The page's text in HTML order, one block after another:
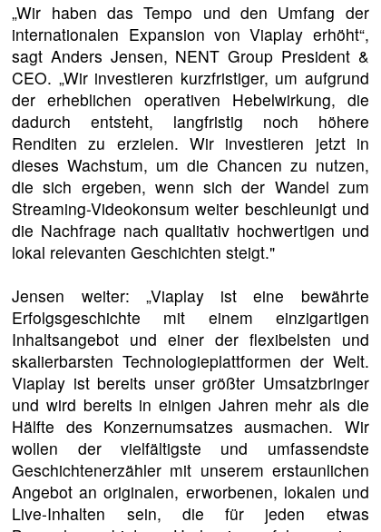
„Wir haben das Tempo und den Umfang der
internationalen Expansion von Viaplay erhöht“,
sagt Anders Jensen, NENT Group President &
CEO. „Wir investieren kurzfristiger, um aufgrund
der erheblichen operativen Hebelwirkung, die
dadurch entsteht, langfristig noch höhere
Renditen zu erzielen. Wir investieren jetzt in
dieses Wachstum, um die Chancen zu nutzen,
die sich ergeben, wenn sich der Wandel zum
Streaming-Videokonsum weiter beschleunigt und
die Nachfrage nach qualitativ hochwertigen und
lokal relevanten Geschichten steigt."
Jensen weiter: „Viaplay ist eine bewährte
Erfolgsgeschichte mit einem einzigartigen
Inhaltsangebot und einer der flexibelsten und
skalierbarsten Technologieplattformen der Welt.
Viaplay ist bereits unser größter Umsatzbringer
und wird bereits in einigen Jahren mehr als die
Hälfte des Konzernumsatzes ausmachen. Wir
wollen der vielfältigste und umfassendste
Geschichtenerzähler mit unserem erstaunlichen
Angebot an originalen, erworbenen, lokalen und
Live-Inhalten sein, die für jeden etwas